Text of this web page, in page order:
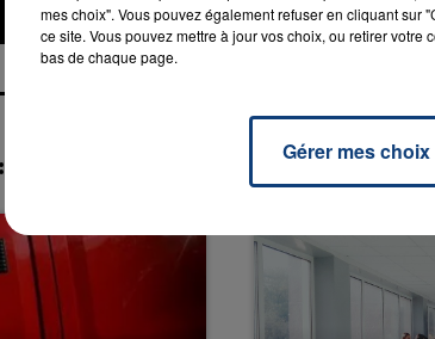
mes choix". Vous pouvez également refuser en cliquant sur
ce site. Vous pouvez mettre à jour vos choix, ou retirer
bas de chaque page.
Gérer mes choix